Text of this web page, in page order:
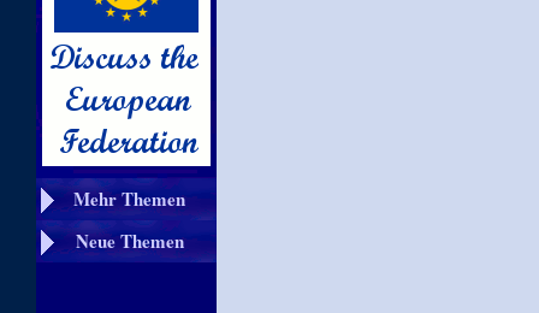
Mehr Themen
Neue Themen